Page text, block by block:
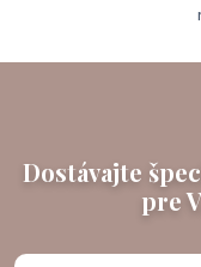
Dostávajte
pre